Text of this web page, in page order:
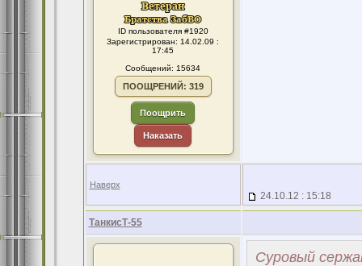
ID пользователя #1920
Зарегистрирован: 14.02.09 :
17:45
Сообщений: 15634
ПООЩРЕНИЙ: 319
Поощрить
Наказать
Наверх
24.10.12 : 15:18
ТанкисТ-55
Суровый